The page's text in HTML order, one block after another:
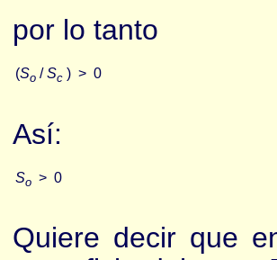
por lo tanto
(So /Sc ) > 0
Así:
So > 0
Quiere decir que